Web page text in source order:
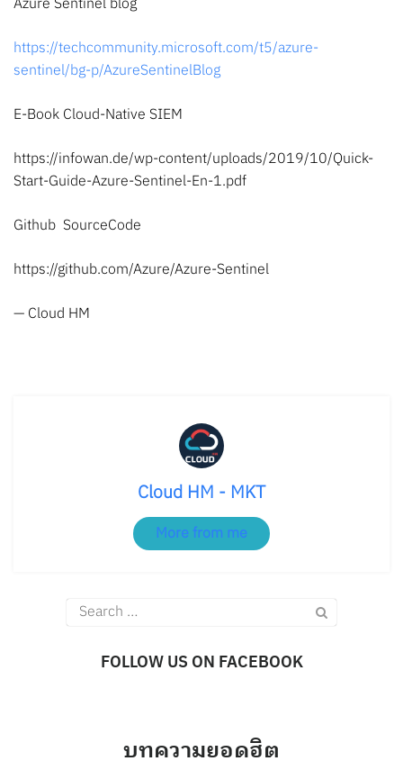
https://techcommunity.microsoft.com/t5/azure-
sentinel/bg-p/AzureSentinelBlog
E-Book Cloud-Native SIEM
https://infowan.de/wp-content/uploads/2019/10/Quick-
Start-Guide-Azure-Sentinel-En-1.pdf
Github SourceCode
https://github.com/Azure/Azure-Sentinel
— Cloud HM
Cloud HM - MKT
More from me
Search
for:
FOLLOW US ON FACEBOOK
บทความยอดฮิต